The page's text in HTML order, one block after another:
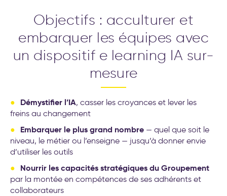
Objectifs : acculturer et
embarquer les équipes avec
un dispositif e learning IA sur-
mesure
Démystifier l’IA, casser les croyances et lever les
freins au changement
Embarquer le plus grand nombre — quel que soit le
niveau, le métier ou l’enseigne — jusqu’à donner envie
d’utiliser les outils
Nourrir les capacités stratégiques du Groupement
par la montée en compétences de ses adhérents et
collaborateurs